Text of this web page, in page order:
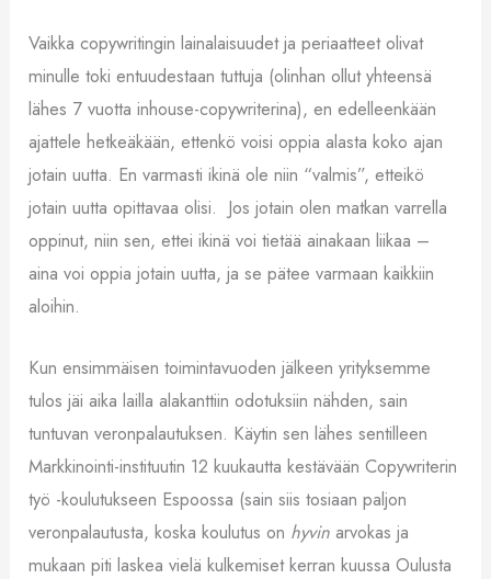
Vaikka copywritingin lainalaisuudet ja periaatteet olivat
minulle toki entuudestaan tuttuja (olinhan ollut yhteensä
lähes 7 vuotta inhouse-copywriterina), en edelleenkään
ajattele hetkeäkään, ettenkö voisi oppia alasta koko ajan
jotain uutta. En varmasti ikinä ole niin “valmis”, etteikö
jotain uutta opittavaa olisi. Jos jotain olen matkan varrella
oppinut, niin sen, ettei ikinä voi tietää ainakaan liikaa –
aina voi oppia jotain uutta, ja se pätee varmaan kaikkiin
aloihin.
Kun ensimmäisen toimintavuoden jälkeen yrityksemme
tulos jäi aika lailla alakanttiin odotuksiin nähden, sain
tuntuvan veronpalautuksen. Käytin sen lähes sentilleen
Markkinointi-instituutin 12 kuukautta kestävään Copywriterin
työ -koulutukseen Espoossa (sain siis tosiaan paljon
veronpalautusta, koska koulutus on hyvin arvokas ja
mukaan piti laskea vielä kulkemiset kerran kuussa Oulusta